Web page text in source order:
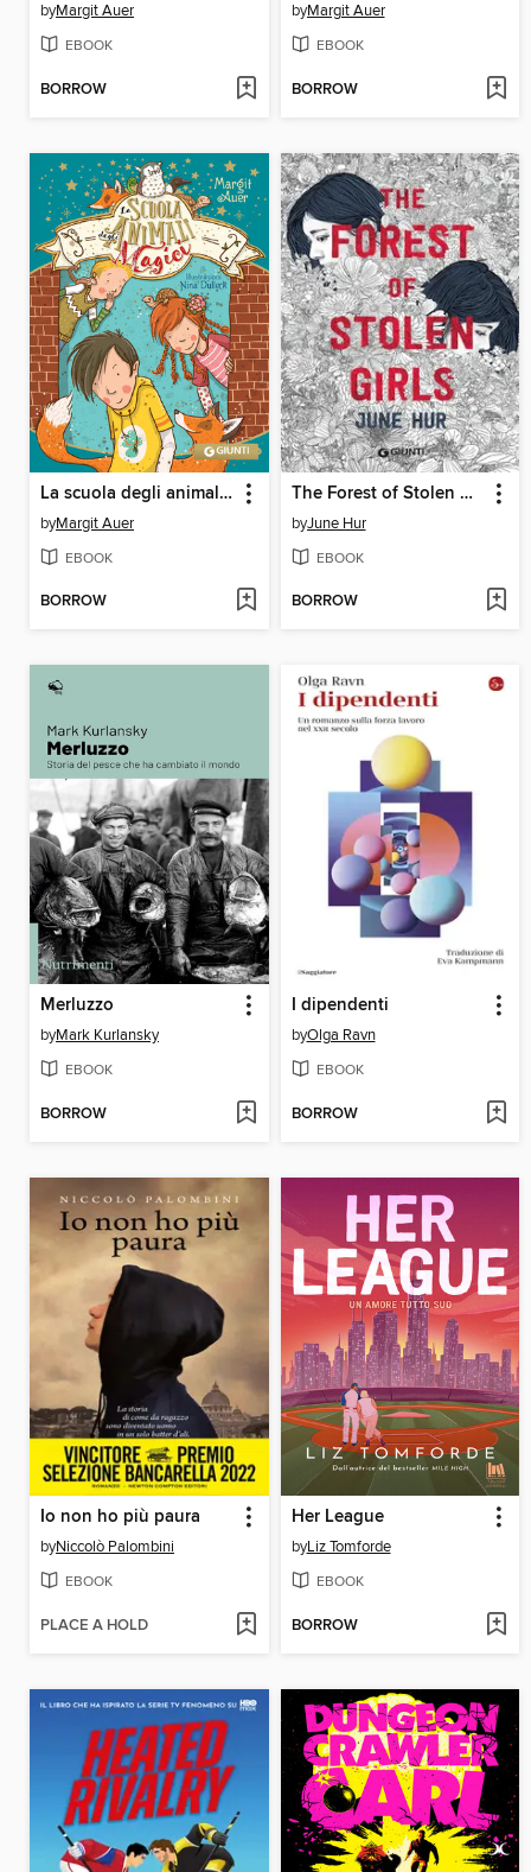
byMargit Auer
EBOOK
BORROW
byMargit Auer
EBOOK
BORROW
La scuola degli animali magici
byMargit Auer
EBOOK
BORROW
The Forest of Stolen Girls (edizione italiana)
byJune Hur
EBOOK
BORROW
Merluzzo
byMark Kurlansky
EBOOK
BORROW
I dipendenti
byOlga Ravn
EBOOK
BORROW
Io non ho più paura
byNiccolò Palombini
EBOOK
PLACE A HOLD
Her League
byLiz Tomforde
EBOOK
BORROW